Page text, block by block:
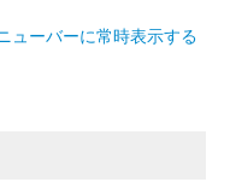
ューバーに常時表示する